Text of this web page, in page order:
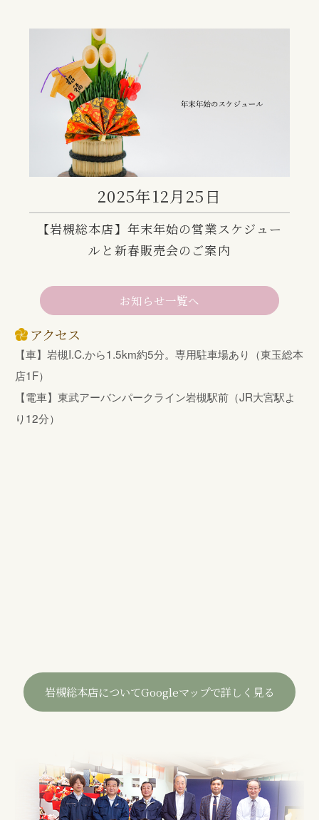
2025年12月25日
【岩槻総本店】年末年始の営業スケジュー
ルと新春販売会のご案内
お知らせ一覧へ
アクセス
【車】岩槻I.C.から1.5km約5分。専用駐車場あり（東玉総本
店1F）
【電車】東武アーバンパークライン岩槻駅前（JR大宮駅よ
り12分）
岩槻総本店についてGoogleマップで詳しく見る